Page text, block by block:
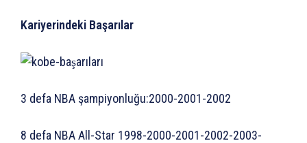
Kariyerindeki Başarılar
3 defa NBA şampiyonluğu:2000-2001-2002
8 defa NBA All-Star 1998-2000-2001-2002-2003-